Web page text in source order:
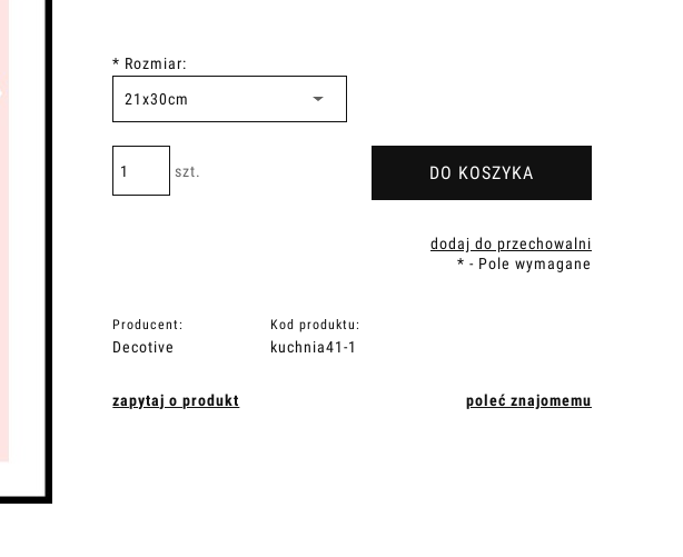
* Rozmiar:
szt. DO KOSZYKA
dodaj do przechowalni
* - Pole wymagane
Producent:
Decotive
Kod produktu:
kuchnia41-1
zapytaj o produkt poleć znajomemu